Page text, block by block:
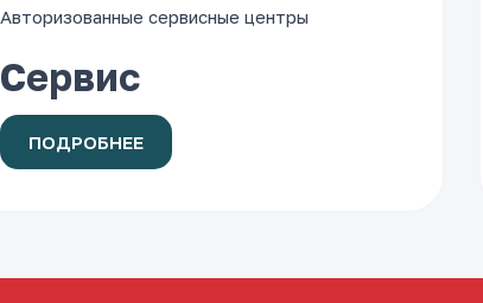
Авторизованные сервисные центры
Сервис
ПОДРОБНЕЕ